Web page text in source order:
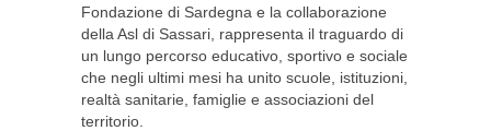
Fondazione di Sardegna e la collaborazione
della Asl di Sassari, rappresenta il traguardo di
un lungo percorso educativo, sportivo e sociale
che negli ultimi mesi ha unito scuole, istituzioni,
realtà sanitarie, famiglie e associazioni del
territorio.